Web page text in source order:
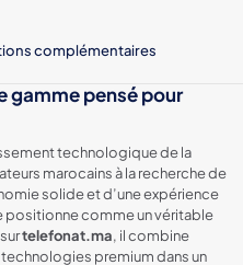
complémentaires
gamme pensé pour
technologique de la
marocains à la recherche de
solide et d’une expérience
positionne comme un véritable
telefonat.ma, il combine
premium dans un